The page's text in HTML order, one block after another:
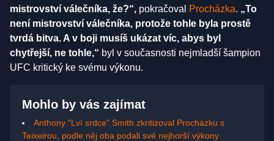
mistrovství válečníka, že?“, pokračoval Procházka. „To
není mistrovství válečníka, protože tohle byla prostě
tvrdá bitva. A v boji musíš ukázat víc, abys byl
chytřejší, ne tohle,“ byl v současnosti nejmladší šampion
UFC kritický ke svému výkonu.
Mohlo by vás zajímat
Anthony "Lví srdce" Smith zkritizoval Procházku s
Teixeirou, podle něj oba podali své nejhorší výkony